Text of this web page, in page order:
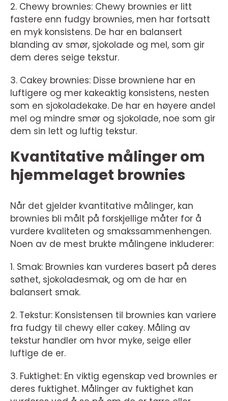
2. Chewy brownies: Chewy brownies er litt
fastere enn fudgy brownies, men har fortsatt
en myk konsistens. De har en balansert
blanding av smør, sjokolade og mel, som gir
dem deres seige tekstur.
3. Cakey brownies: Disse browniene har en
luftigere og mer kakeaktig konsistens, nesten
som en sjokoladekake. De har en høyere andel
mel og mindre smør og sjokolade, noe som gir
dem sin lett og luftig tekstur.
Kvantitative målinger om
hjemmelaget brownies
Når det gjelder kvantitative målinger, kan
brownies bli målt på forskjellige måter for å
vurdere kvaliteten og smakssammenhengen.
Noen av de mest brukte målingene inkluderer:
1. Smak: Brownies kan vurderes basert på deres
søthet, sjokoladesmak, og om de har en
balansert smak.
2. Tekstur: Konsistensen til brownies kan variere
fra fudgy til chewy eller cakey. Måling av
tekstur handler om hvor myke, seige eller
luftige de er.
3. Fuktighet: En viktig egenskap ved brownies er
deres fuktighet. Målinger av fuktighet kan